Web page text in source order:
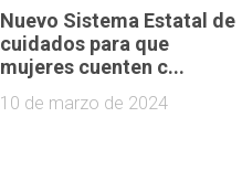
Nuevo Sistema Estatal de
cuidados para que
mujeres cuenten c...
10 de marzo de 2024